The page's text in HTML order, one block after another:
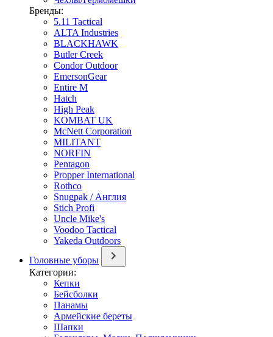
Бренды:
5.11 Tactical
ALTA Industries
BLACKHAWK
Butler Creek
Condor Outdoor
EmersonGear
Entire M
Hatch
High Peak
KOMBAT UK
McNett Corporation
MILITANT
NORFIN
Pentagon
Propper International
Rothco
Snugpak / Англия
Stich Profi
Uncle Mike's
Voodoo Tactical
Yakeda Outdoors
Головные уборы
Категории:
Кепки
Бейсболки
Панамы
Армейские береты
Шапки